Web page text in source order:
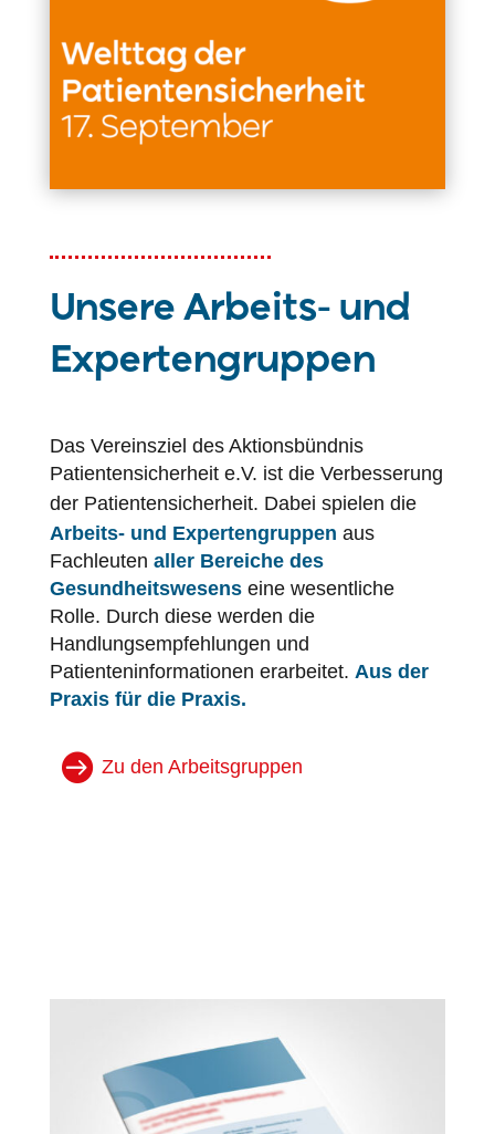
Unsere Arbeits- und
Expertengruppen
Das Vereinsziel des Aktionsbündnis
Patientensicherheite.V. ist die Verbesserung
der Patientensicherheit. Dabei spielen die
Arbeits- und Expertengruppen aus
Fachleuten aller Bereiche des
Gesundheitswesenseine wesentliche
Rolle. Durch diese werden die
Handlungsempfehlungen und
Patienteninformationen erarbeitet. Aus der
Praxis für die Praxis.
Zu den Arbeitsgruppen